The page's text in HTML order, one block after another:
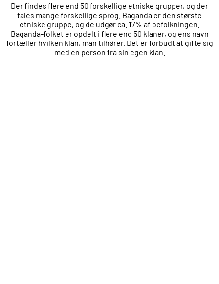
Der findes flere end 50 forskellige etniske grupper, og der
tales mange forskellige sprog. Baganda er den største
etniske gruppe, og de udgør ca. 17% af befolkningen.
Baganda-folket er opdelt i flere end 50 klaner, og ens navn
fortæller hvilken klan, man tilhører. Det er forbudt at gifte sig
med en person fra sin egen klan.